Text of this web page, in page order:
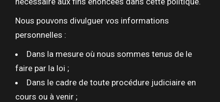
Nous pouvons divulguer vos informations
personnelles :
Dans la mesure où nous sommes tenus de le
faire par la loi ;
Dans le cadre de toute procédure judiciaire en
cours ou à venir ;